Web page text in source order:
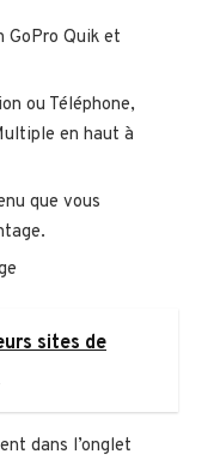
GoPro Quik et
ou Téléphone,
en haut à
que vous
sites de
dans l’onglet